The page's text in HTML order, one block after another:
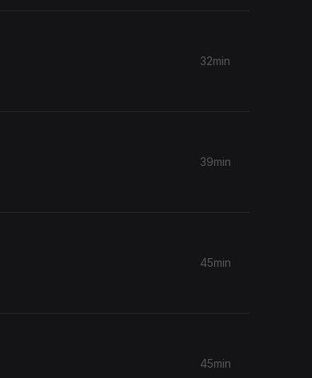
32min
39min
45min
45min